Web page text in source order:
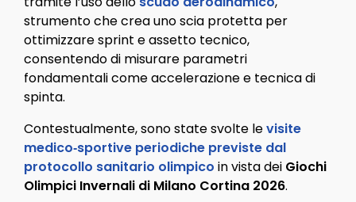
strumento che crea uno scia protetta per
ottimizzare sprint e assetto tecnico,
consentendo di misurare parametri
fondamentali come accelerazione e tecnica di
spinta.
Contestualmente, sono state svolte levisite
medico‑sportive periodiche previste dal
protocollo sanitario olimpico in vista dei Giochi
Olimpici Invernali di Milano Cortina 2026.